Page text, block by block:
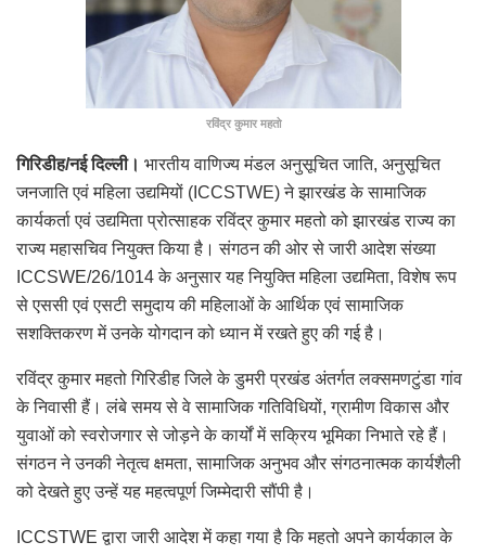
रविंद्र कुमार महतो
गिरिडीह/नई दिल्ली। भारतीय वाणिज्य मंडल अनुसूचित जाति, अनुसूचित
जनजाति एवं महिला उद्यमियों (ICCSTWE) ने झारखंड के सामाजिक
कार्यकर्ता एवं उद्यमिता प्रोत्साहक रविंद्र कुमार महतो को झारखंड राज्य का
राज्य महासचिव नियुक्त किया है। संगठन की ओर से जारी आदेश संख्या
ICCSWE/26/1014 के अनुसार यह नियुक्ति महिला उद्यमिता, विशेष रूप
से एससी एवं एसटी समुदाय की महिलाओं के आर्थिक एवं सामाजिक
सशक्तिकरण में उनके योगदान को ध्यान में रखते हुए की गई है।
रविंद्र कुमार महतो गिरिडीह जिले के डुमरी प्रखंड अंतर्गत लक्समणटुंडा गांव
के निवासी हैं। लंबे समय से वे सामाजिक गतिविधियों, ग्रामीण विकास और
युवाओं को स्वरोजगार से जोड़ने के कार्यों में सक्रिय भूमिका निभाते रहे हैं।
संगठन ने उनकी नेतृत्व क्षमता, सामाजिक अनुभव और संगठनात्मक कार्यशैली
को देखते हुए उन्हें यह महत्वपूर्ण जिम्मेदारी सौंपी है।
ICCSTWE द्वारा जारी आदेश में कहा गया है कि महतो अपने कार्यकाल के